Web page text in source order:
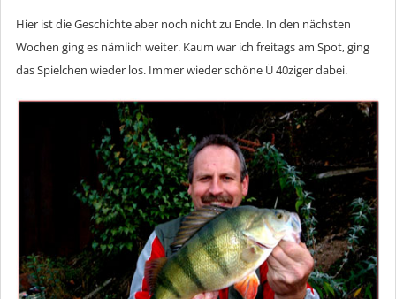
Hier ist die Geschichte aber noch nicht zu Ende. In den nächsten
Wochen ging es nämlich weiter. Kaum war ich freitags am Spot, ging
das Spielchen wieder los. Immer wieder schöne Ü 40ziger dabei.